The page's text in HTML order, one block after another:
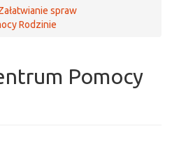
spraw
Rodzinie
Pomocy